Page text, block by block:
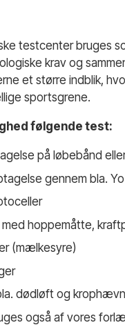
testcenter bruges
krav og
et større indblik,
sportsgrene.
følgende test:
på løbebånd
gennem bla.
hoppemåtte,
(mælkesyre)
dødløft og
også af vores